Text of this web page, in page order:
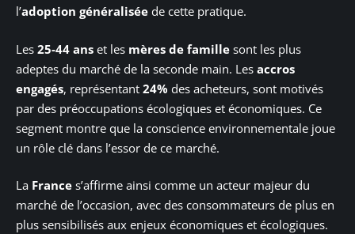
l’adoption généralisée de cette pratique.
Les 25-44 ans et les mères de famille sont les plus
adeptes du marché de la seconde main. Les accros
engagés, représentant 24% des acheteurs, sont motivés
par des préoccupations écologiques et économiques. Ce
segment montre que la conscience environnementale joue
un rôle clé dans l’essor de ce marché.
La France s’affirme ainsi comme un acteur majeur du
marché de l’occasion, avec des consommateurs de plus en
plus sensibilisés aux enjeux économiques et écologiques.